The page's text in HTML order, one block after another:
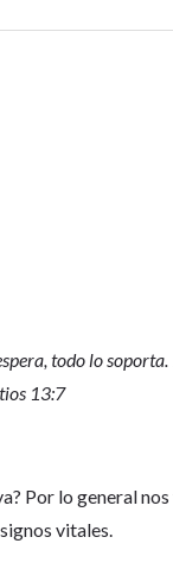
todo lo
13:7
Por lo general
vitales.